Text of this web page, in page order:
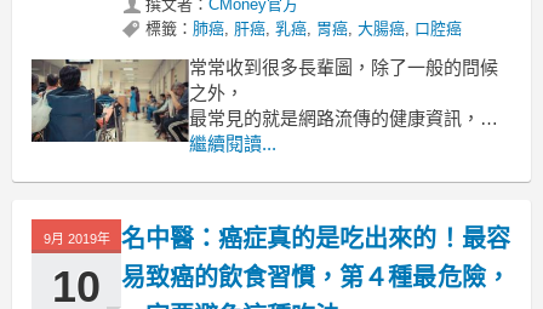
撰文者： CMoney官方
標籤： 肺癌, 肝癌, 乳癌, 胃癌, 大腸癌, 口腔癌
常常收到很多長輩圖，除了一般的問候
之外，
最常見的就是網路流傳的健康資訊，
這些醫藥新聞不但造成人心惶惶、
避免這些錯誤資訊「再教育」病患。
繼續閱讀...
9月 2019年
10
名中醫：癌症真的是吃出來的！最容
易致癌的飲食習慣，第４種最危險，